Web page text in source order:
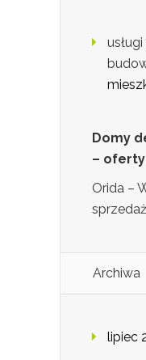
Domy
–
Orida –
Archiwa
lipiec